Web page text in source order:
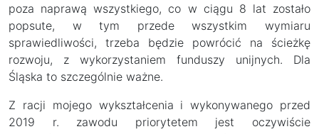
poza naprawą wszystkiego, co w ciągu 8 lat zostało
popsute, w tym przede wszystkim wymiaru
sprawiedliwości, trzeba będzie powrócić na ścieżkę
rozwoju, z wykorzystaniem funduszy unijnych. Dla
Śląska to szczególnie ważne.
Z racji mojego wykształcenia i wykonywanego przed
2019 r. zawodu priorytetem jest oczywiście